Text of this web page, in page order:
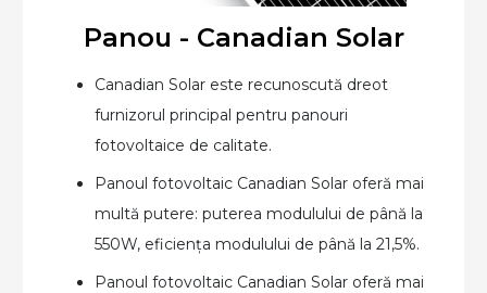
Panou - Canadian Solar
Canadian Solar este recunoscută dreot
furnizorul principal pentru panouri
fotovoltaice de calitate.
Panoul fotovoltaic Canadian Solar oferă mai
multă putere: puterea modulului de până la
550W, eficiența modulului de până la 21,5%.
Panoul fotovoltaic Canadian Solar oferă mai